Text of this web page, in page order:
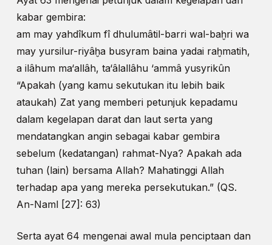
kabar gembira:
am may yahdîkum fî dhulumâtil-barri wal-baḫri wa
may yursilur-riyâḫa busyram baina yadai raḫmatih,
a ilâhum ma‘allâh, ta‘âlallâhu ‘ammâ yusyrikûn
“Apakah (yang kamu sekutukan itu lebih baik
ataukah) Zat yang memberi petunjuk kepadamu
dalam kegelapan darat dan laut serta yang
mendatangkan angin sebagai kabar gembira
sebelum (kedatangan) rahmat-Nya? Apakah ada
tuhan (lain) bersama Allah? Mahatinggi Allah
terhadap apa yang mereka persekutukan.” (QS.
An-Naml [27]: 63)
Serta ayat 64 mengenai awal mula penciptaan dan